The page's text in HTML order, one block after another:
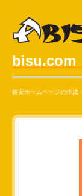
bisu.com
格安ホームページの作成